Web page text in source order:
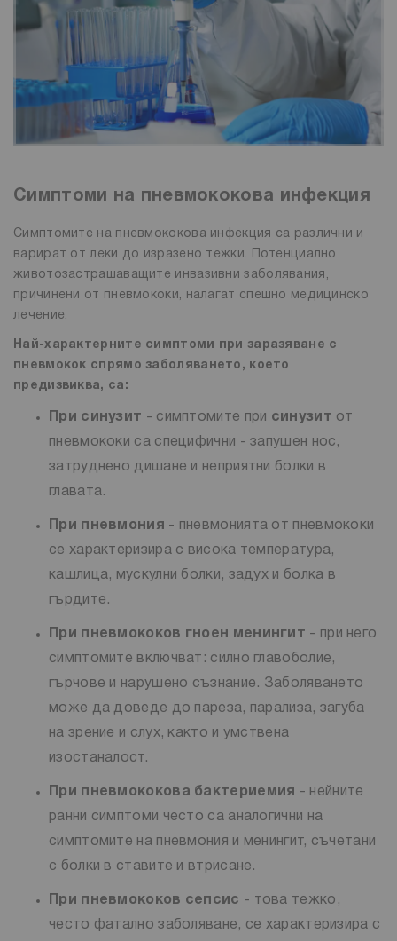
Симптоми на пневмококова инфекция
Симптомите на пневмококова инфекция са различни и
варират от леки до изразено тежки. Потенциално
животозастрашаващите инвазивни заболявания,
причинени от пневмококи, налагат спешно медицинско
лечение.
Най-характерните симптоми при заразяване с
пневмокок спрямо заболяването, което
предизвиква, са:
При синузит - симптомите при синузит от
пневмококи са специфични - запушен нос,
затруднено дишане и неприятни болки в
главата.
При пневмония - пневмонията от пневмококи
се характеризира с висока температура,
кашлица, мускулни болки, задух и болка в
гърдите.
При пневмококов гноен менингит - при него
симптомите включват: силно главоболие,
гърчове и нарушено съзнание. Заболяването
може да доведе до пареза, парализа, загуба
на зрение и слух, както и умствена
изостаналост.
При пневмококова бактериемия - нейните
ранни симптоми често са аналогични на
симптомите на пневмония и менингит, съчетани
с болки в ставите и втрисане.
При пневмококов сепсис - това тежко,
често фатално заболяване, се характеризира с